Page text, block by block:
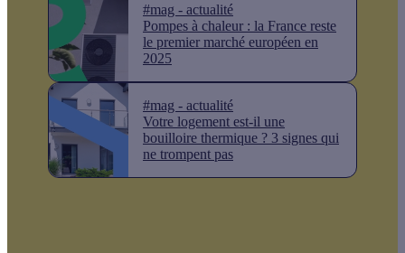
#mag - actualité
Pompes à chaleur : la France reste
le premier marché européen en
2025
#mag - actualité
Votre logement est-il une
bouilloire thermique ? 3 signes qui
ne trompent pas